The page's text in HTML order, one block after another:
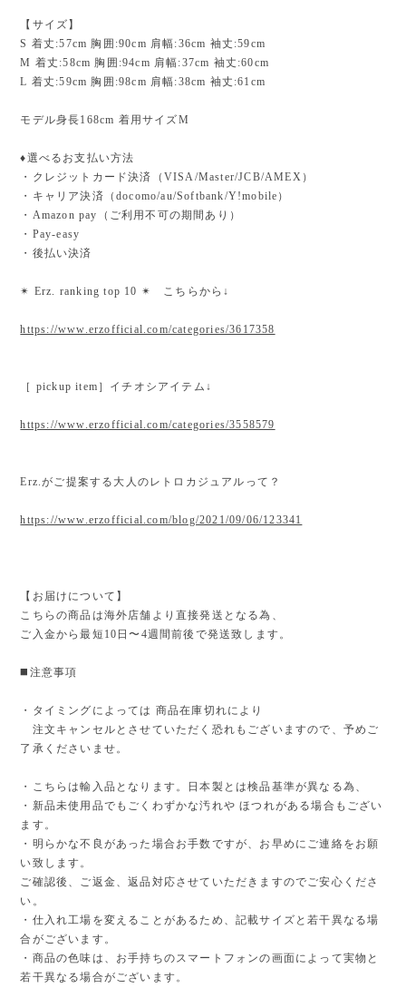
【サイズ】
S 着丈:57cm 胸囲:90cm 肩幅:36cm 袖丈:59cm
M 着丈:58cm 胸囲:94cm 肩幅:37cm 袖丈:60cm
L 着丈:59cm 胸囲:98cm 肩幅:38cm 袖丈:61cm
モデル身長168cm 着用サイズM
♦︎選べるお支払い方法
・クレジットカード決済（VISA/Master/JCB/AMEX）
・キャリア決済（docomo/au/Softbank/Y!mobile）
・Amazon pay（ご利用不可の期間あり）
・Pay-easy
・後払い決済
✴︎ Erz. ranking top 10 ✴︎ こちらから↓
https://www.erzofficial.com/categories/3617358
［ pickup item］イチオシアイテム↓
https://www.erzofficial.com/categories/3558579
Erz.がご提案する大人のレトロカジュアルって？
https://www.erzofficial.com/blog/2021/09/06/123341
【お届けについて】
こちらの商品は海外店舗より直接発送となる為、
ご入金から最短10日〜4週間前後で発送致します。
◼️注意事項
・タイミングによっては 商品在庫切れにより
注文キャンセルとさせていただく恐れもございますので、予めご
了承くださいませ。
・こちらは輸入品となります。日本製とは検品基準が異なる為、
・新品未使用品でもごくわずかな汚れや ほつれがある場合もござい
ます。
・明らかな不良があった場合お手数ですが、お早めにご連絡をお願
い致します。
ご確認後、ご返金、返品対応させていただきますのでご安心くださ
い。
・仕入れ工場を変えることがあるため、記載サイズと若干異なる場
合がございます。
・商品の色味は、お手持ちのスマートフォンの画面によって実物と
若干異なる場合がございます。